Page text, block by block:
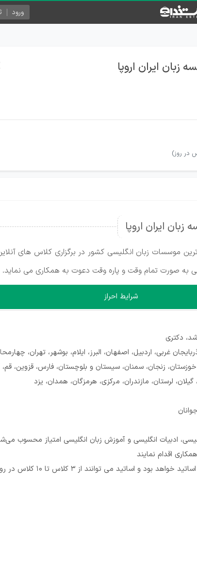
ورود
ایران اروپا
ایران اروپا
ترین موسسات زبان انگلیسی کشور در برگزاری کلاس های
به صورت تمام وقت و پاره وقت دعوت به همکاری می نماید.
شرایط احراز
دکتری
غربی، اردبیل، اصفهان، البرز، ایلام، بوشهر، تهران،
زنجان، سمنان، سیستان و بلوچستان، فارس، قزوین، قم،
لرستان، مازندران، مرکزی، هرمزگان، همدان، یزد
ادبیات انگلیسی و آموزش زبان انگلیسی امتیاز محسوب
اقدام نمایند
می توانند از 3 کلاس تا 10 کلاس در روز داشته باشند